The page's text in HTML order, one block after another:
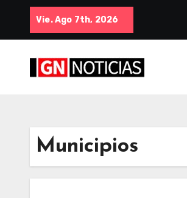
Vie. Ago 7th, 2026
Municipios